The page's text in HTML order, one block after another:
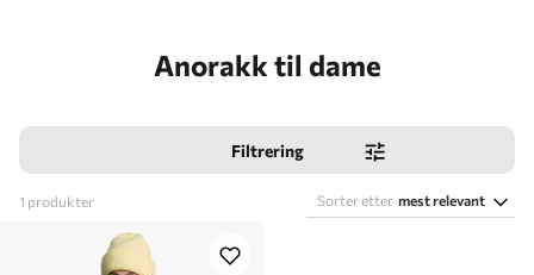
Anorakk til dame
Filtrering
1 produkter Sorter etter mest relevant